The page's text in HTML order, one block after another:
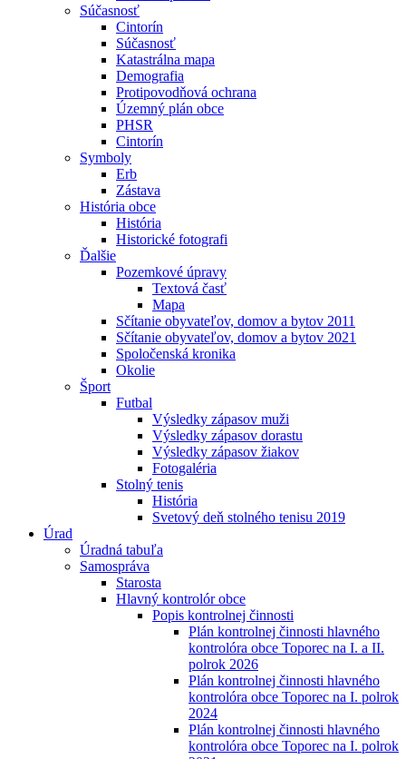
Súčasnosť
Cintorín
Súčasnosť
Katastrálna mapa
Demografia
Protipovodňová ochrana
Územný plán obce
PHSR
Cintorín
Symboly
Erb
Zástava
História obce
História
Historické fotografi
Ďalšie
Pozemkové úpravy
Textová časť
Mapa
Sčítanie obyvateľov, domov a bytov 2011
Sčítanie obyvateľov, domov a bytov 2021
Spoločenská kronika
Okolie
Šport
Futbal
Výsledky zápasov muži
Výsledky zápasov dorastu
Výsledky zápasov žiakov
Fotogaléria
Stolný tenis
História
Svetový deň stolného tenisu 2019
Úrad
Úradná tabuľa
Samospráva
Starosta
Hlavný kontrolór obce
Popis kontrolnej činnosti
Plán kontrolnej činnosti hlavného
kontrolóra obce Toporec na I. a II.
polrok 2026
Plán kontrolnej činnosti hlavného
kontrolóra obce Toporec na I. polrok
2024
Plán kontrolnej činnosti hlavného
kontrolóra obce Toporec na I. polrok